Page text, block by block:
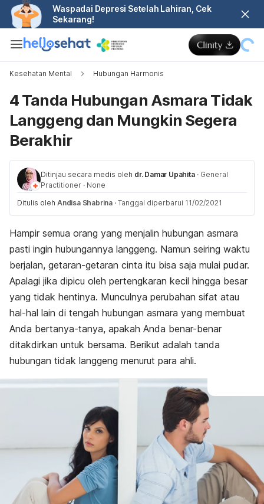
Waspadai Depresi Setelah Lahiran, Cek
Sekarang!
Kesehatan Mental Hubungan Harmonis
4 Tanda Hubungan Asmara Tidak
Langgeng dan Mungkin Segera
Berakhir
Ditinjau secara medis oleh dr. Damar Upahita · General
Practitioner · None
Ditulis oleh Andisa Shabrina · Tanggal diperbarui 11/02/2021
Hampir semua orang yang menjalin hubungan asmara
pasti ingin hubungannya langgeng. Namun seiring waktu
berjalan, getaran-getaran cinta itu bisa saja mulai pudar.
Apalagi jika dipicu oleh pertengkaran kecil hingga besar
yang tidak hentinya. Munculnya perubahan sifat atau
hal-hal lain di tengah hubungan asmara yang membuat
Anda bertanya-tanya, apakah Anda benar-benar
ditakdirkan untuk bersama. Berikut adalah tanda
hubungan tidak langgeng menurut para ahli.